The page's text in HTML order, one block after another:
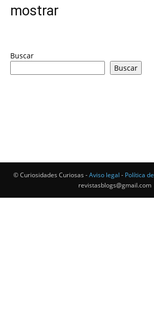
Mundo
mostrar
Buscar
Buscar
© Curiosidades Curiosas -Aviso legal - Política
revistasblogs@gmail.com